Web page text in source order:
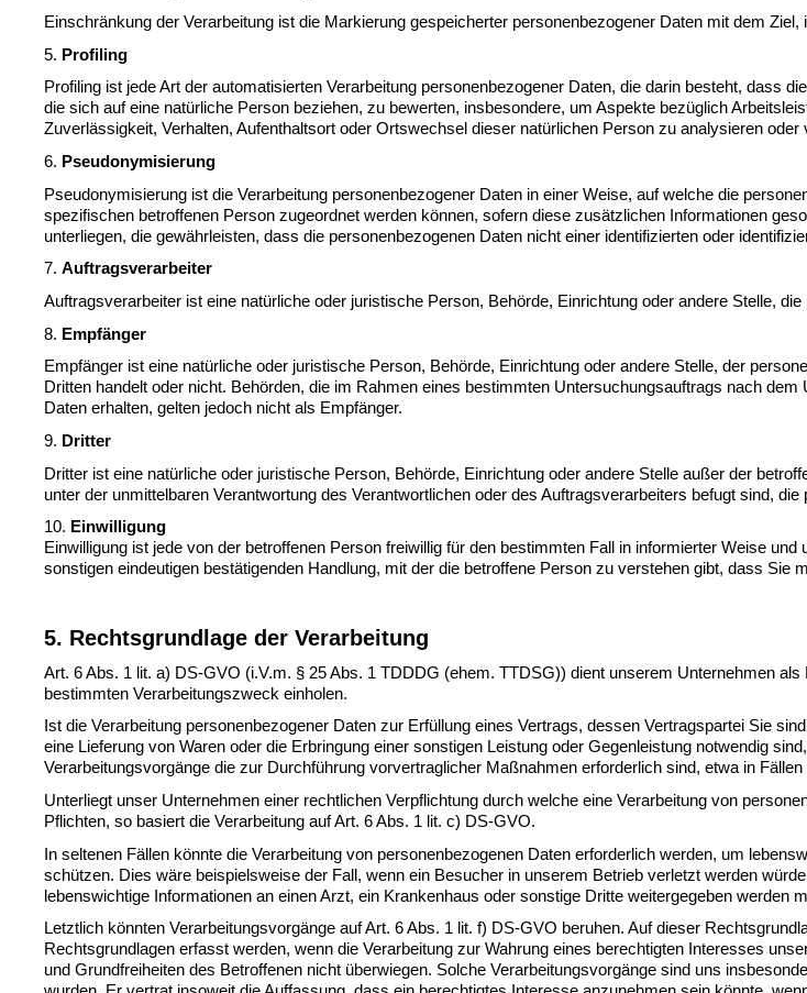
Einschränkung der Verarbeitung ist die Markierung gespeicherter personenbezogener Daten mit dem
5. Profiling
Profiling ist jede Art der automatisierten Verarbeitung personenbezogener Daten, die darin besteht, dass
die sich auf eine natürliche Person beziehen, zu bewerten, insbesondere, um Aspekte bezüglich
Zuverlässigkeit, Verhalten, Aufenthaltsort oder Ortswechsel dieser natürlichen Person zu analysieren oder
6. Pseudonymisierung
Pseudonymisierung ist die Verarbeitung personenbezogener Daten in einer Weise, auf welche die
spezifischen betroffenen Person zugeordnet werden können, sofern diese zusätzlichen Informationen
unterliegen, die gewährleisten, dass die personenbezogenen Daten nicht einer identifizierten oder
7. Auftragsverarbeiter
Auftragsverarbeiter ist eine natürliche oder juristische Person, Behörde, Einrichtung oder andere Stelle,
8. Empfänger
Empfänger ist eine natürliche oder juristische Person, Behörde, Einrichtung oder andere Stelle, der
Dritten handelt oder nicht. Behörden, die im Rahmen eines bestimmten Untersuchungsauftrags nach dem
Daten erhalten, gelten jedoch nicht als Empfänger.
9. Dritter
Dritter ist eine natürliche oder juristische Person, Behörde, Einrichtung oder andere Stelle außer der
unter der unmittelbaren Verantwortung des Verantwortlichen oder des Auftragsverarbeiters befugt sind,
10. Einwilligung
Einwilligung ist jede von der betroffenen Person freiwillig für den bestimmten Fall in informierter Weise
sonstigen eindeutigen bestätigenden Handlung, mit der die betroffene Person zu verstehen gibt, dass
5. Rechtsgrundlage der Verarbeitung
Art. 6 Abs. 1 lit. a) DS-GVO (i.V.m. § 25 Abs. 1 TDDDG (ehem. TTDSG)) dient unserem Unternehmen
bestimmten Verarbeitungszweck einholen.
Ist die Verarbeitung personenbezogener Daten zur Erfüllung eines Vertrags, dessen Vertragspartei Sie
eine Lieferung von Waren oder die Erbringung einer sonstigen Leistung oder Gegenleistung notwendig
Verarbeitungsvorgänge die zur Durchführung vorvertraglicher Maßnahmen erforderlich sind, etwa in
Unterliegt unser Unternehmen einer rechtlichen Verpflichtung durch welche eine Verarbeitung von
Pflichten, so basiert die Verarbeitung auf Art. 6 Abs. 1 lit. c) DS-GVO.
In seltenen Fällen könnte die Verarbeitung von personenbezogenen Daten erforderlich werden, um
schützen. Dies wäre beispielsweise der Fall, wenn ein Besucher in unserem Betrieb verletzt werden
lebenswichtige Informationen an einen Arzt, ein Krankenhaus oder sonstige Dritte weitergegeben werden
Letztlich könnten Verarbeitungsvorgänge auf Art. 6 Abs. 1 lit
Rechtsgrundlagen erfasst werden, wenn die Verarbeitung zur Wahrung eines berechtigten Interesses
und Grundfreiheiten des Betroffenen nicht überwiegen. Solche Verarbeitungsvorgänge sind uns